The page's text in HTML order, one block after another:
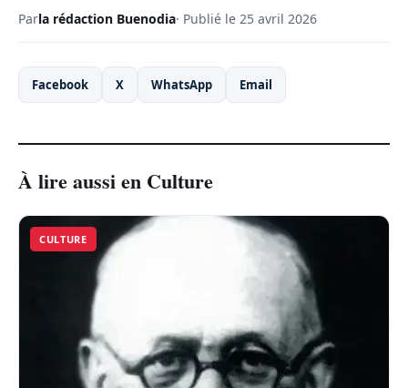
Parla rédaction Buenodia· Publié le 25 avril 2026
Facebook X WhatsApp Email
À lire aussi en Culture
CULTURE